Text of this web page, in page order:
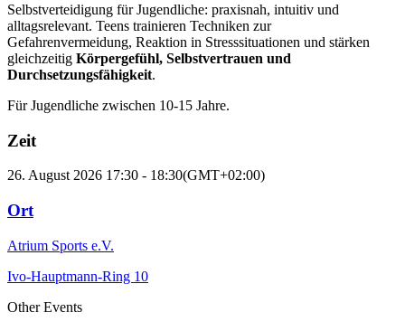
Selbstverteidigung für Jugendliche: praxisnah, intuitiv und
alltagsrelevant. Teens trainieren Techniken zur
Gefahrenvermeidung, Reaktion in Stresssituationen und stärken
gleichzeitig Körpergefühl, Selbstvertrauen und
Durchsetzungsfähigkeit.
Für Jugendliche zwischen 10-15 Jahre.
Zeit
26. August 2026 17:30 - 18:30(GMT+02:00)
Ort
Atrium Sports e.V.
Ivo-Hauptmann-Ring 10
Other Events